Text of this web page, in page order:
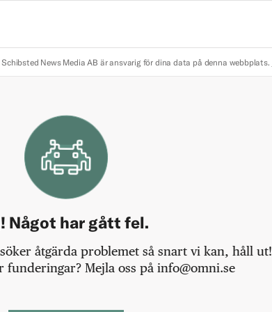
Schibsted News Media AB är ansvarig för dina data på denna webbplats.
Något har gått fel.
åtgärda problemet så snart vi kan, håll ut!
Mejla oss på info@omni.se